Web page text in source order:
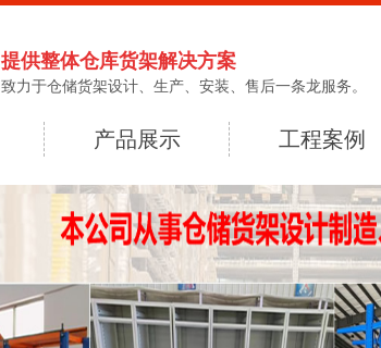
提供整体仓库货架解决方案
致力于仓储货架设计、生产、安装、售后一条龙服务。
产品展示 工程案例